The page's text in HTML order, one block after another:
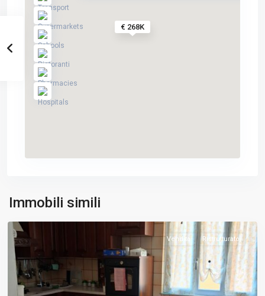
€ 268K
Immobili simili
Spirito
Vendita Ristrutturato